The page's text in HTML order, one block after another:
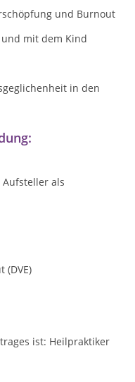
und Burnout
mit dem Kind
in den
als
(DVE)
ist: Heilpraktiker